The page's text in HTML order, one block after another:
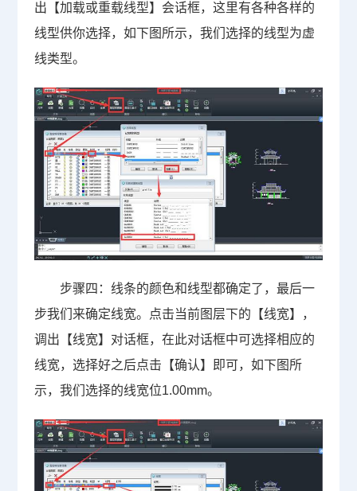
出【加载或重载线型】会话框，这里有各种各样的
线型供你选择，如下图所示，我们选择的线型为虚
线类型。
步骤四：线条的颜色和线型都确定了，最后一
步我们来确定线宽。点击当前图层下的【线宽】，
调出【线宽】对话框，在此对话框中可选择相应的
线宽，选择好之后点击【确认】即可，如下图所
示，我们选择的线宽位1.00mm。